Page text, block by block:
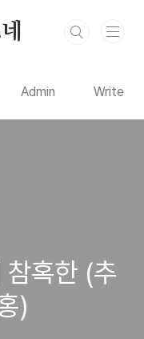
Admin Write
혹한 (추
)